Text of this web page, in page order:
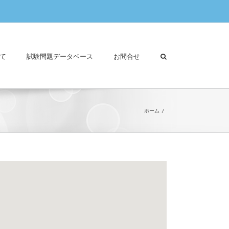
試験問題データベース お問合せ
ホーム